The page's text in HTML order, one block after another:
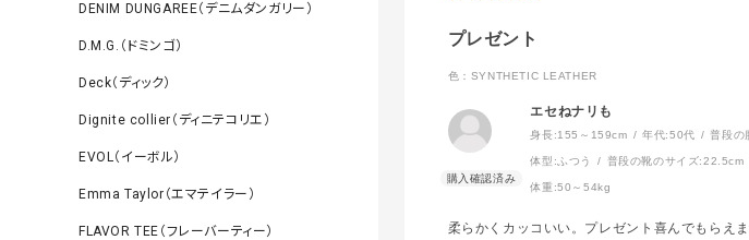
DENIM DUNGAREE（デニムダンガリー）
D.M.G.（ドミンゴ）
Deck（ディック）
Dignite collier（ディニテコリエ）
EVOL（イーボル）
Emma Taylor（エマテイラー）
FLAVOR TEE（フレーバーティー）
プレゼント
色：SYNTHETIC LEATHER
エセねナリも
身長:155～159cm 年代:50代 普段の
体型: ふつう 普段の靴のサイズ:22.5cm
体重:50～54kg
柔らかくカッコいい。プレゼント喜んでもらえ